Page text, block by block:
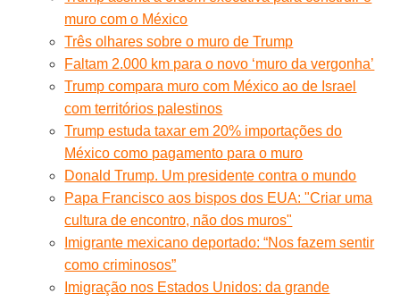
muro com o México
Três olhares sobre o muro de Trump
Faltam 2.000 km para o novo ‘muro da vergonha’
Trump compara muro com México ao de Israel
com territórios palestinos
Trump estuda taxar em 20% importações do
México como pagamento para o muro
Donald Trump. Um presidente contra o mundo
Papa Francisco aos bispos dos EUA: "Criar uma
cultura de encontro, não dos muros"
Imigrante mexicano deportado: “Nos fazem sentir
como criminosos”
Imigração nos Estados Unidos: da grande